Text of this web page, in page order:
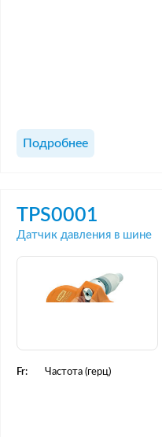
Подробнее
TPS0001
Датчик давления в шине
Fr: Частота (герц)